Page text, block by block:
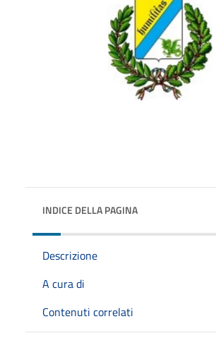
INDICE DELLA PAGINA
Descrizione
A cura di
Contenuti correlati